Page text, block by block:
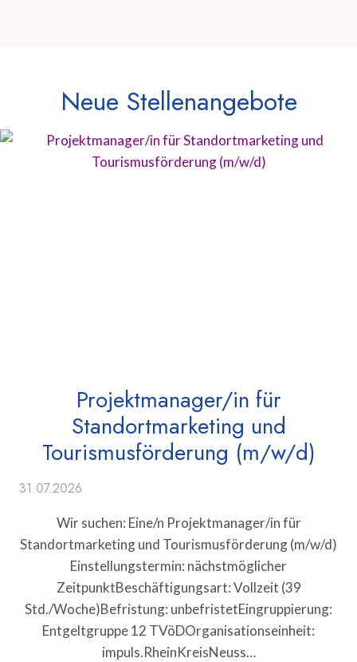
Neue Stellenangebote
Projektmanager/in für
Standortmarketing und
Tourismusförderung (m/w/d)
31.07.2026
Wir suchen: Eine/n Projektmanager/in für
Standortmarketing und Tourismusförderung (m/w/d)
Einstellungstermin: nächstmöglicher
ZeitpunktBeschäftigungsart: Vollzeit (39
Std./Woche)Befristung: unbefristetEingruppierung:
Entgeltgruppe 12 TVöDOrganisationseinheit:
impuls.RheinKreisNeuss…